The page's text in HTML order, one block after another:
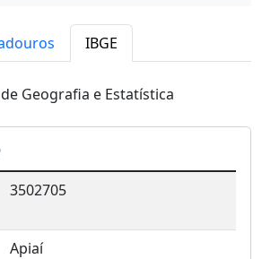
IBGE
Geografia e Estatística
3502705
Apiaí